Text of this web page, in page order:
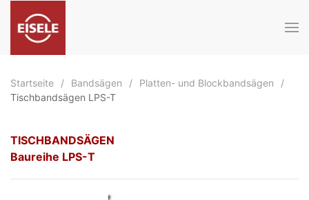
Zum Hauptinhalt springen
Startseite Bandsägen
Platten- und Blockbandsägen
Tischbandsägen LPS-T
TISCHBANDSÄGEN
Baureihe LPS-T